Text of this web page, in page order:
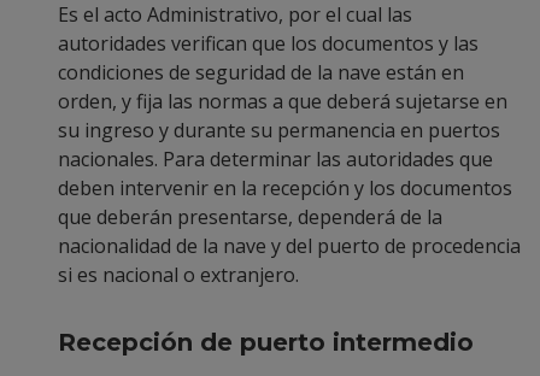
Es el acto Administrativo, por el cual las
autoridades verifican que los documentos y las
condiciones de seguridad de la nave están en
orden, y fija las normas a que deberá sujetarse en
su ingreso y durante su permanencia en puertos
nacionales. Para determinar las autoridades que
deben intervenir en la recepción y los documentos
que deberán presentarse, dependerá de la
nacionalidad de la nave y del puerto de procedencia
si es nacional o extranjero.
Recepción de puerto intermedio